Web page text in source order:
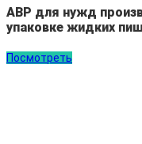
АВР для нужд
упаковке жидких
Посмотреть